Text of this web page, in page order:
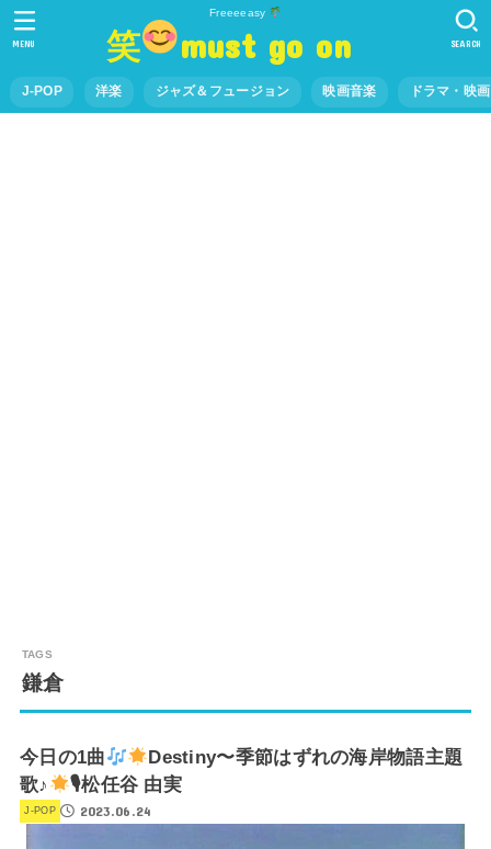
Freeeeasy
笑 must go on
J-POP 洋楽 ジャズ＆フュージョン 映画音楽 ドラマ・映
SEARCH
MENU
鎌倉
今日の1曲
Destiny〜季節はずれの海岸物語主題
歌♪
🎙松任谷 由実
J-POP 2023.06.24